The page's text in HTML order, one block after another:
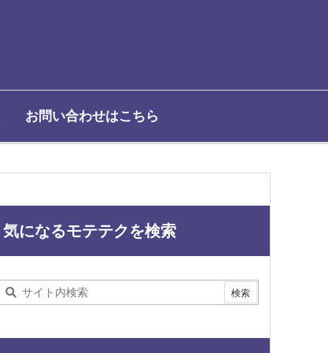
お問い合わせはこちら
気になるモテテクを検索